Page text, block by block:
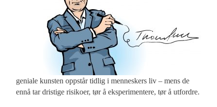
geniale kunsten oppstår tidlig i menneskers liv – mens de
ennå tar dristige risikoer, tør å eksperimentere, tør å utfordre.